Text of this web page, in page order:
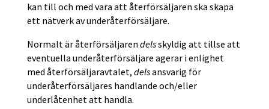
kan till och med vara att återförsäljaren ska skapa
ett nätverk av underåterförsäljare.
Normalt är återförsäljaren delsskyldig att tillse att
eventuella underåterförsäljare agerar i enlighet
med återförsäljaravtalet, delsansvarig för
underåterförsäljares handlande och/eller
underlåtenhet att handla.